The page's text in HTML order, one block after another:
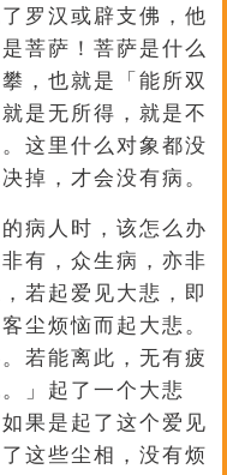
罗汉或辟支佛，他
菩萨！菩萨是什么
，也就是「能所双
是无所得，就是不
这里什么对象都没
掉，才会没有病。
病人时，该怎么办
有，众生病，亦非
若起爱见大悲，即
尘烦恼而起大悲。
若能离此，无有疲
」起了一个大悲
果是起了这个爱见
这些尘相，没有烦